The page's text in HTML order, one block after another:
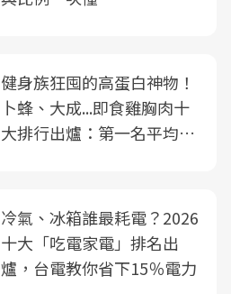
健身族狂囤的高蛋白神物！
卜蜂、大成...即食雞胸肉十
大排行出爐：第一名平均一
冷氣、冰箱誰最耗電？2026
十大「吃電家電」排名出
爐，台電教你省下15％電力